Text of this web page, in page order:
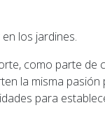
los jardines.
como parte de
la misma pasión
para